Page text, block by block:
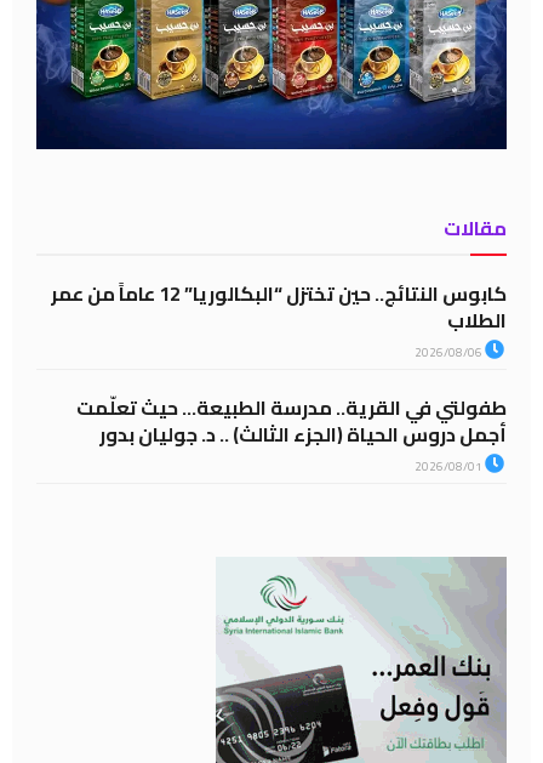
مقالات
كابوس النتائج.. حين تختزل “البكالوريا” 12 عاماً من عمر
الطلاب
طفولتي في القرية.. مدرسة الطبيعة… حيث تعلّمت
أجمل دروس الحياة (الجزء الثالث) .. د. جوليان بدور